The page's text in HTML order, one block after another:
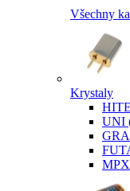
Všechny
Krystaly
UNI
MPX